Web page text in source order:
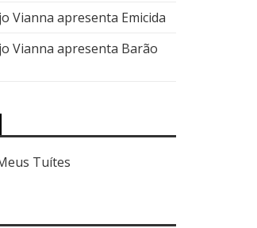
Vianna apresenta Emicida
Vianna apresenta Barão
Tuítes